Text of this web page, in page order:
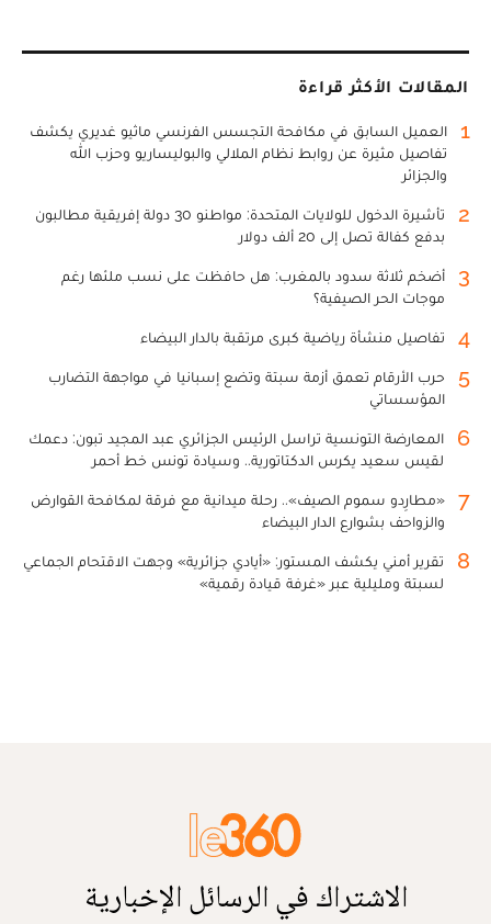
المقالات الأكثر قراءة
1
العميل السابق في مكافحة التجسس الفرنسي ماثيو غديري يكشف
تفاصيل مثيرة عن روابط نظام الملالي والبوليساريو وحزب الله
والجزائر
2
تأشيرة الدخول للولايات المتحدة: مواطنو 30 دولة إفريقية مطالبون
بدفع كفالة تصل إلى 20 ألف دولار
3
أضخم ثلاثة سدود بالمغرب: هل حافظت على نسب ملئها رغم
موجات الحر الصيفية؟
4 تفاصيل منشأة رياضية كبرى مرتقبة بالدار البيضاء
5
حرب الأرقام تعمق أزمة سبتة وتضع إسبانيا في مواجهة التضارب
المؤسساتي
6
المعارضة التونسية تراسل الرئيس الجزائري عبد المجيد تبون: دعمك
لقيس سعيد يكرس الدكتاتورية.. وسيادة تونس خط أحمر
7
«مطارِدو سموم الصيف».. رحلة ميدانية مع فرقة لمكافحة القوارض
والزواحف بشوارع الدار البيضاء
8
تقرير أمني يكشف المستور: «أيادي جزائرية» وجهت الاقتحام الجماعي
لسبتة ومليلية عبر «غرفة قيادة رقمية»
الاشتراك في الرسائل الإخبارية